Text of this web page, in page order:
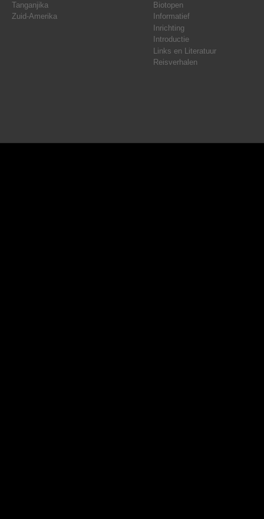
Tanganjika
Zuid-Amerika
Biotopen
Informatief
Inrichting
Introductie
Links en Literatuur
Reisverhalen